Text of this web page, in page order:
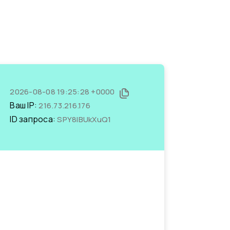
2026-08-08 19:25:28 +0000
Ваш IP:216.73.216.176
ID запроса:SPY8lBUkXuQ1